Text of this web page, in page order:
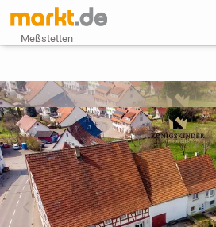
Meßstetten
vorheriges Bild